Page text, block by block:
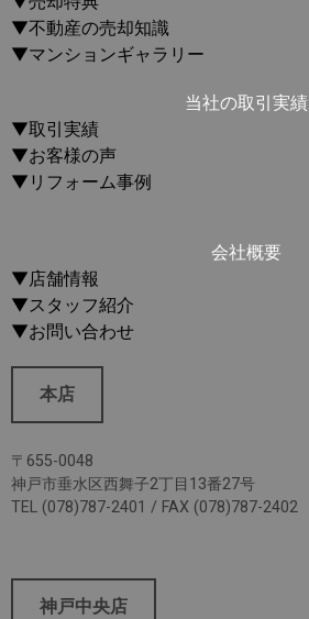
▼不動産の売却知識
▼マンションギャラリー
当社の取引実績
▼取引実績
▼お客様の声
▼リフォーム事例
会社概要
▼店舗情報
▼スタッフ紹介
▼お問い合わせ
本店
〒655-0048
神戸市垂水区西舞子2丁目13番27号
TEL (078)787-2401 / FAX (078)787-2402
神戸中央店